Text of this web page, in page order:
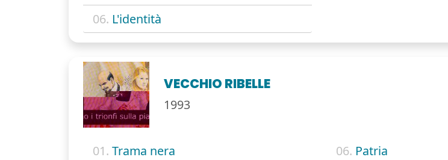
06. L'identità
VECCHIO RIBELLE
1993
01. Trama nera
06. Patria